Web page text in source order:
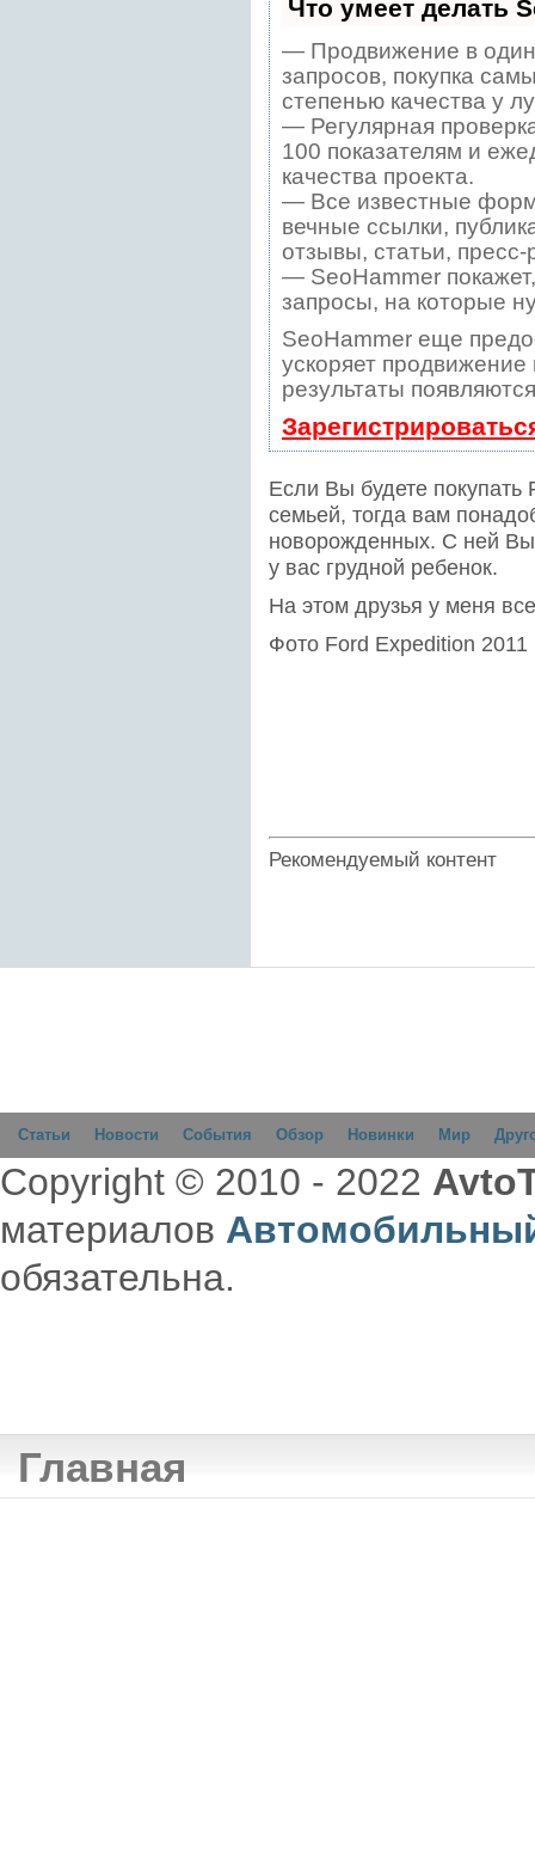
Что умеет делать
— Продвижение в один
запросов, покупка
степенью качества у
— Регулярная
100 показателям и
качества проекта.
— Все известные
вечные ссылки,
отзывы, статьи,
— SeoHammer
запросы, на которые
SeoHammer еще
ускоряет
результаты
Если Вы будете покупать
семьей, тогда вам
новорожденных. С ней
у вас грудной ребенок.
На этом друзья у меня
Фото Ford Expedition 2011
Рекомендуемый контент
Статьи Новости События Обзор Новинки Мир
Copyright © 2010 - 2022
материалов
обязательна.
Главная